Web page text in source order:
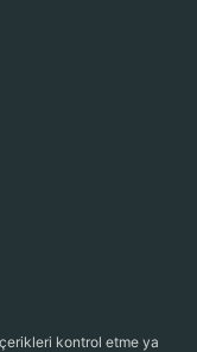
kontrol etme ya